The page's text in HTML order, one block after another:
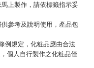
上製作，請依標籤指示妥
參考及說明使用，產品包
例規定，化粧品應由合法
個人自行製作之化粧品僅